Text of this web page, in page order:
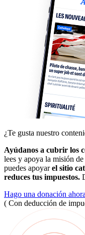
¿Te gusta nuestro
Ayúdanos a cubrir los
lees y apoya la misión
puedes apoyarel sitio
reduces tus impuestos.
Hago una donación ahora
( Con deducción de